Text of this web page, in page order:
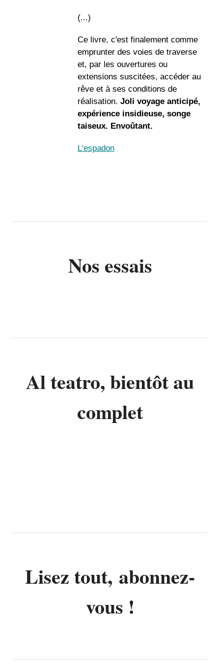
(...)
Ce livre, c'est finalement comme
emprunter des voies de traverse
et, par les ouvertures ou
extensions suscitées, accéder au
rêve et à ses conditions de
réalisation. Joli voyage anticipé,
expérience insidieuse, songe
taiseux. Envoûtant.
L'espadon
Nos essais
Al teatro, bientôt au
complet
Lisez tout, abonnez-
vous !